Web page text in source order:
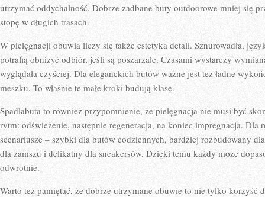
utrzymać oddychalność. Dobrze zadbane buty outdoorowe mniej się
stopę w długich trasach.
W pielęgnacji obuwia liczy się także estetyka detali. Sznurowadła,
potrafią obniżyć odbiór, jeśli są poszarzałe. Czasami wystarczy
wyglądała czyściej. Dla eleganckich butów ważne jest też ładne
meszku. To właśnie te małe kroki budują klasę.
Spadlabuta to również przypomnienie, że pielęgnacja nie musi być
rytm: odświeżenie, następnie regeneracja, na koniec impregnacja. Dla
scenariusze – szybki dla butów codziennych, bardziej rozbudowany
dla zamszu i delikatny dla sneakersów. Dzięki temu każdy może
odwrotnie.
Warto też pamiętać, że dobrze utrzymane obuwie to nie tylko korzyść